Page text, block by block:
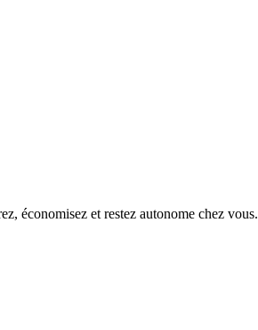
économisez et restez autonome chez vous.